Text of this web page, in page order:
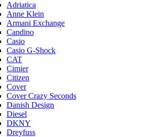
Adriatica
Anne Klein
Armani Exchange
Candino
Casio
Casio G-Shock
CAT
Cimier
Citizen
Cover
Cover Crazy Seconds
Danish Design
Diesel
DKNY
Dreyfuss